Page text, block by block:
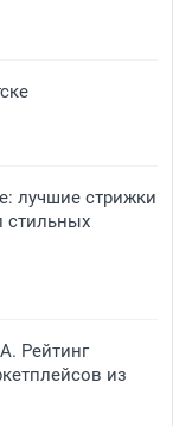
лучшие стрижки
стильных
Рейтинг
из